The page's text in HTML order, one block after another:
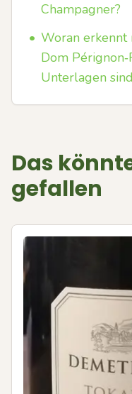
Champagner?
• Woran erkennt
Dom
Unterlagen
Das
gefallen